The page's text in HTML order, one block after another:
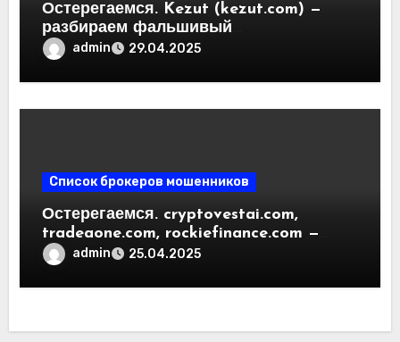
Остерегаемся. Kezut (kezut.com) —
разбираем фальшивый
криптовалютный обменник. Как
вернуть деньги. Отзывы
пользователей
admin 29.04.2025
Список брокеров мошенников
Остерегаемся. cryptovestai.com,
tradeaone.com, rockiefinance.com —
обзор новых платформ для
трейдинга. Отзывы пользователей
admin 25.04.2025